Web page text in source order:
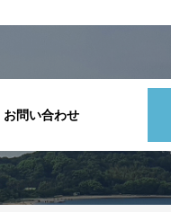
お問い合わせ